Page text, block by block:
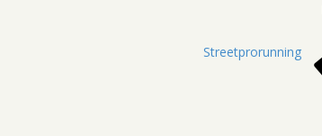
Streetprorunning